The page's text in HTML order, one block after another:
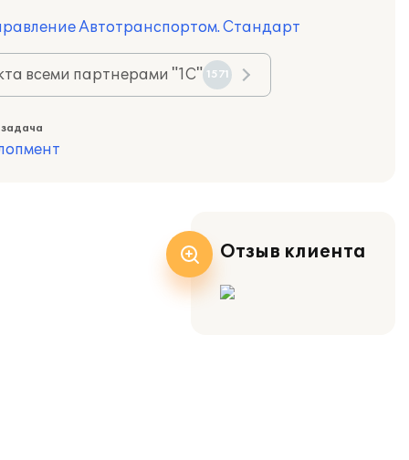
Автотранспортом. Стандарт
всеми партнерами "1С" 1571
Отзыв клиента